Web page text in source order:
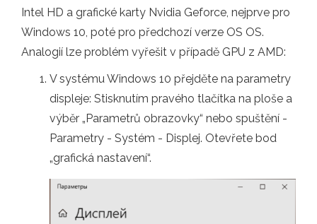
Intel HD a grafické karty Nvidia Geforce, nejprve pro
Windows 10, poté pro předchozí verze OS OS.
Analogií lze problém vyřešit v případě GPU z AMD:
V systému Windows 10 přejděte na parametry
displeje: Stisknutím pravého tlačítka na ploše a
výběr „Parametrů obrazovky“ nebo spuštění -
Parametry - Systém - Displej. Otevřete bod
„grafická nastavení“.